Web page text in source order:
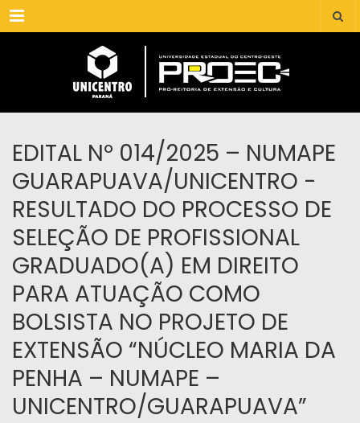
Menu
EDITAL Nº 014/2025 – NUMAPE
GUARAPUAVA/UNICENTRO -
RESULTADO DO PROCESSO DE
SELEÇÃO DE PROFISSIONAL
GRADUADO(A) EM DIREITO
PARA ATUAÇÃO COMO
BOLSISTA NO PROJETO DE
EXTENSÃO “NÚCLEO MARIA DA
PENHA – NUMAPE –
UNICENTRO/GUARAPUAVA”